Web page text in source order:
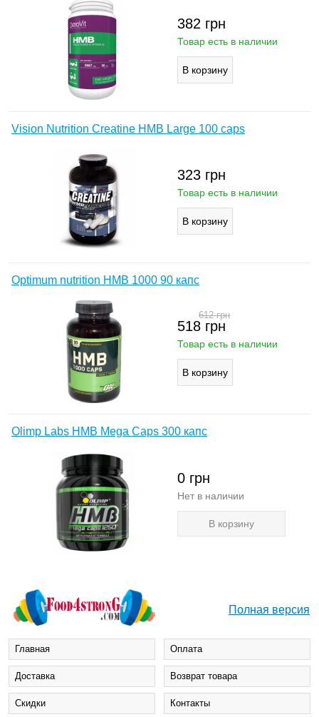
382 грн
Товар есть в наличии
Vision Nutrition Creatine HMB Large 100 caps
323 грн
Товар есть в наличии
Optimum nutrition HMB 1000 90 капс
518 грн
612грн
Товар есть в наличии
Olimp Labs HMB Mega Caps 300 капс
0 грн
Нет в наличии
В корзину
Полная версия
Главная Оплата
Доставка Возврат товара
Cкидки Контакты